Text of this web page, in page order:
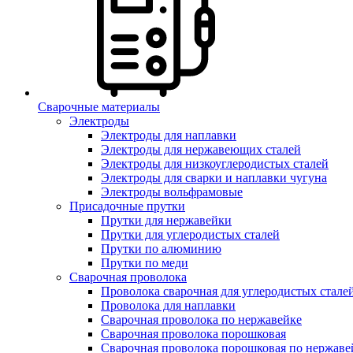
Сварочные материалы
Электроды
Электроды для наплавки
Электроды для нержавеющих сталей
Электроды для низкоуглеродистых сталей
Электроды для сварки и наплавки чугуна
Электроды вольфрамовые
Присадочные прутки
Прутки для нержавейки
Прутки для углеродистых сталей
Прутки по алюминию
Прутки по меди
Сварочная проволока
Проволока сварочная для углеродистых
Проволока для наплавки
Сварочная проволока по нержавейке
Сварочная проволока порошковая
Сварочная проволока порошковая по